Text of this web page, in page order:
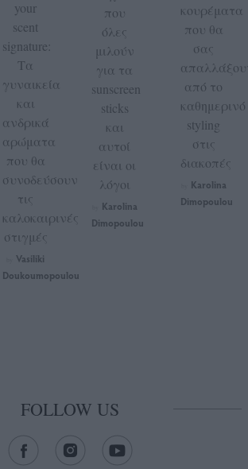
your
scent
signature:
Τα
γυναικεία
και
ανδρικά
αρώματα
που θα
συνοδεύσουν
τις
καλοκαιρινές
στιγμές
Vasiliki
Doukoumopoulou
που
όλες
μιλούν
για τα
sunscreen
sticks
και
αυτοί
είναι οι
λόγοι
Karolina
Dimopoulou
κουρέματα
που θα
σας
από το
καθημερινό
styling
στις
διακοπές
Karolina
Dimopoulou
FOLLOW US